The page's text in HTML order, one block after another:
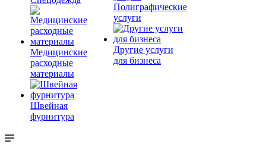
Медицинские
расходные
материалы
Швейная
фурнитура
Полиграфические
услуги
Другие услуги
для бизнеса